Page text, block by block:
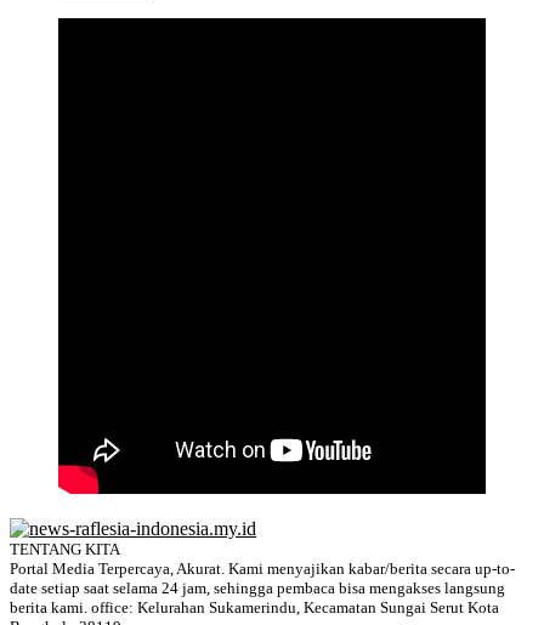
TENTANG KITA
Portal Media Terpercaya, Akurat. Kami menyajikan kabar/berita secara up-to-
date setiap saat selama 24 jam, sehingga pembaca bisa mengakses langsung
berita kami. office: Kelurahan Sukamerindu, Kecamatan Sungai Serut Kota